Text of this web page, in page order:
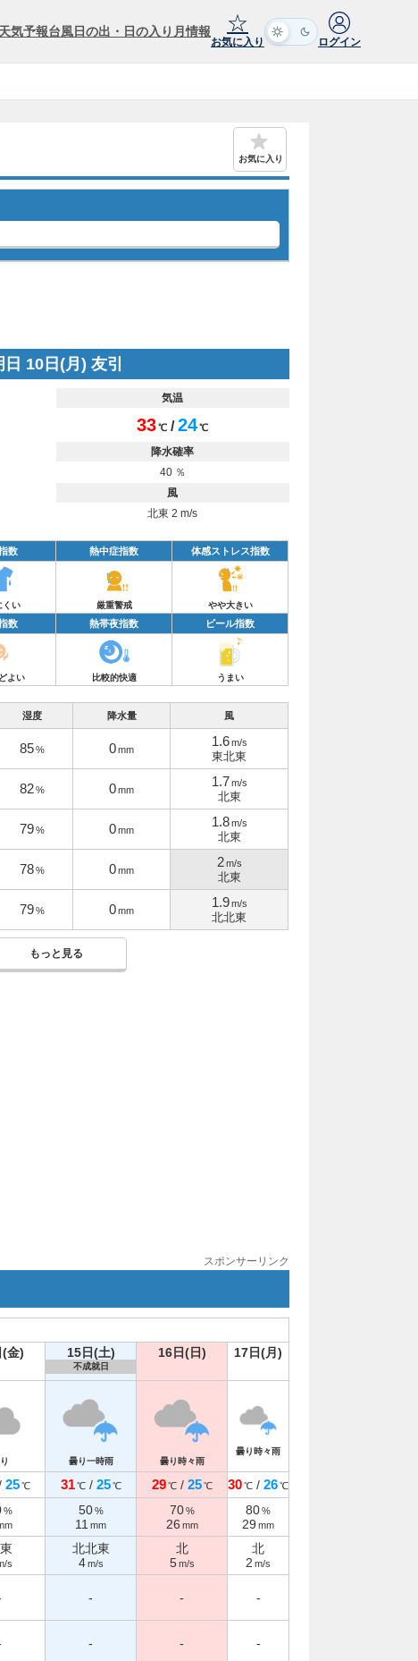
天気予報台風日の出・日の入り 月情報 ☆
お気に入り ログイン
お気に入り
日 10日(月) 友引
気温
33℃ /24℃
降水確率
40 ％
風
北東 2 m/s
数 熱中症指数 体感ストレス指数
くい 厳重警戒 やや大きい
数 熱帯夜指数 ビール指数
よい 比較的快適 うまい
湿度 降水量 風
85% 0mm
1.6m/s
東北東
82% 0mm
1.7m/s
北東
79% 0mm
1.8m/s
北東
78% 0mm
2m/s
北東
79% 0mm
1.9m/s
北北東
もっと見る
スポンサーリンク
(金) 15日(土)
不成就日
16日(日) 17日(月)
曇り一時雨 曇り時々雨
曇り時々雨
25 ℃ 31 ℃/ 25 ℃ 29 ℃/ 25 ℃ 30℃ / 26℃
% 50 %
11 mm
70 %
26 mm
80%
29 mm
s
北北東
4 m/s
北
5 m/s
北
2 m/s
- - -
- - -